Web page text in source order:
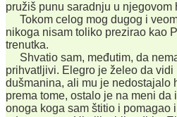
pružiš punu saradnju u njegovom
Tokom celog mog dugog i
nikoga nisam toliko prezirao kao
trenutka.
Shvatio sam, međutim, da
prihvatljivi. Elegro je želeo da vidi
dušmanina, ali mu je nedostajalo
prema tome, ostalo je na meni
onoga koga sam štitio i pomagao